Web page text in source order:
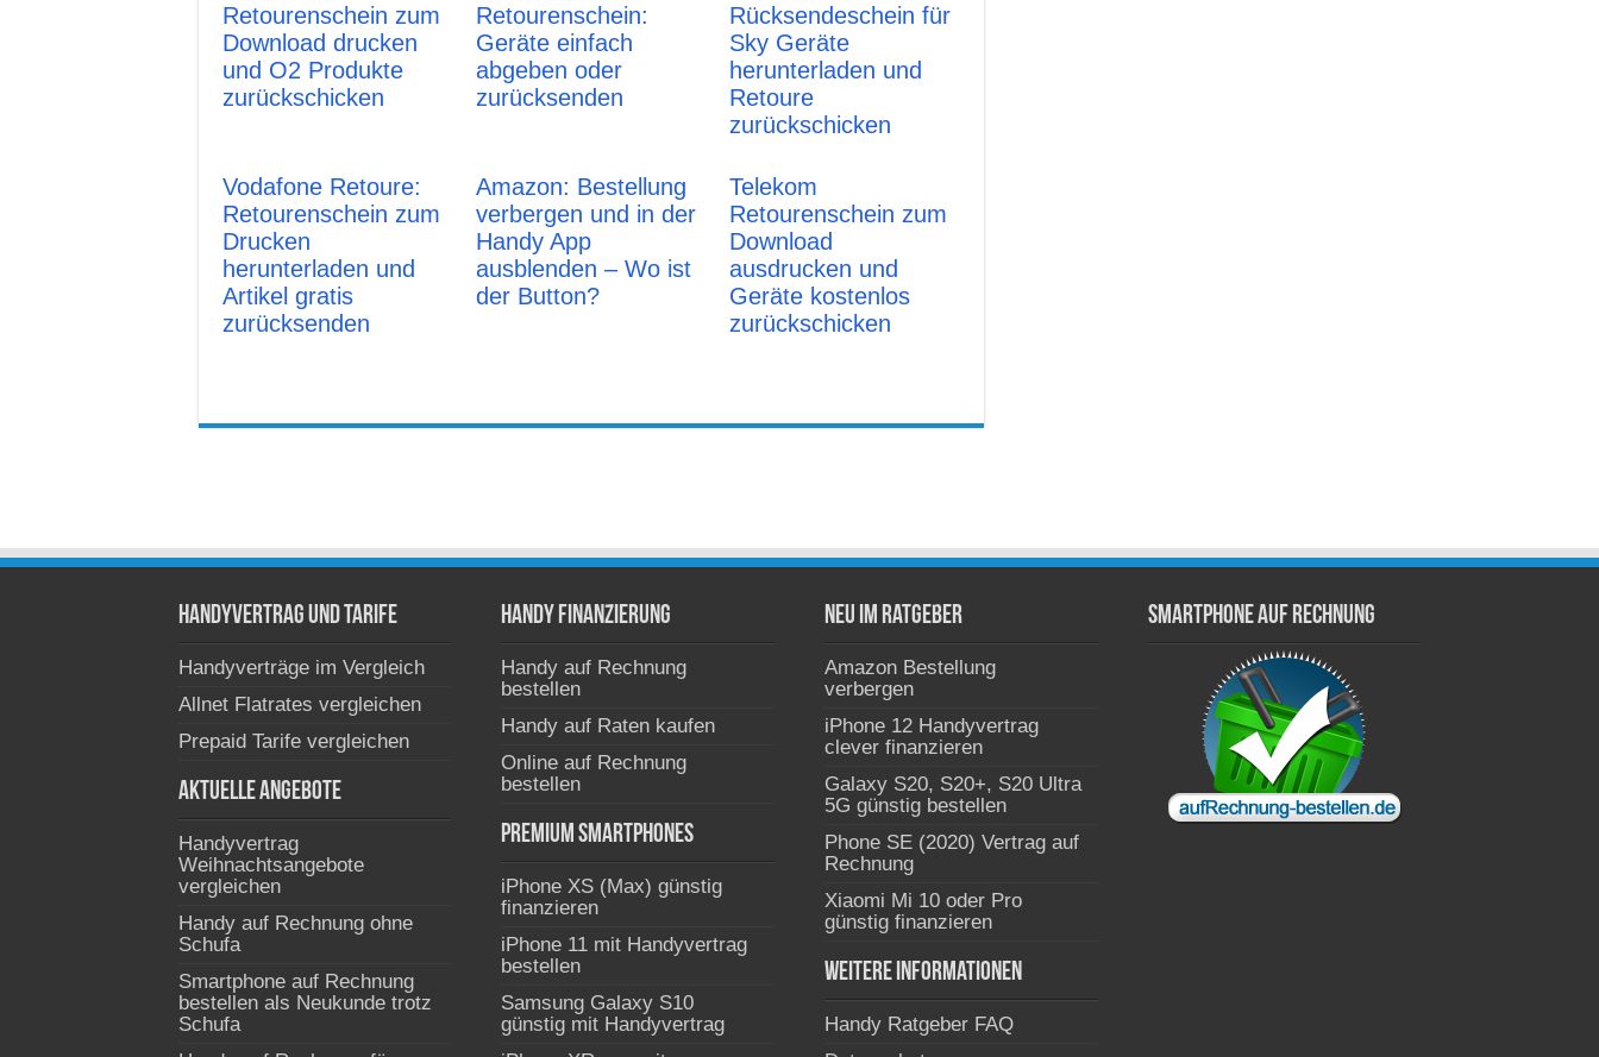
Retourenschein zum
Download drucken
und O2 Produkte
zurückschicken
Retourenschein:
Geräte einfach
abgeben oder
zurücksenden
Rücksendeschein für
Sky Geräte
herunterladen und
Retoure
zurückschicken
Vodafone Retoure:
Retourenschein zum
Drucken
herunterladen und
Artikel gratis
zurücksenden
Amazon: Bestellung
verbergen und in der
Handy App
ausblenden – Wo ist
der Button?
Telekom
Retourenschein zum
Download
ausdrucken und
Geräte kostenlos
zurückschicken
Handyvertrag und Tarife
Handyverträge im Vergleich
Allnet Flatrates vergleichen
Prepaid Tarife vergleichen
Aktuelle Angebote
Handyvertrag
Weihnachtsangebote
vergleichen
Handy auf Rechnung ohne
Schufa
Smartphone auf Rechnung
bestellen als Neukunde trotz
Schufa
Handy Finanzierung
Handy auf Rechnung
bestellen
Handy auf Raten kaufen
Online auf Rechnung
bestellen
Premium Smartphones
iPhone XS (Max) günstig
finanzieren
iPhone 11 mit Handyvertrag
bestellen
Samsung Galaxy S10
günstig mit Handyvertrag
Neu im Ratgeber
Amazon Bestellung
verbergen
iPhone 12 Handyvertrag
clever finanzieren
Galaxy S20, S20+, S20 Ultra
5G günstig bestellen
Phone SE (2020) Vertrag auf
Rechnung
Xiaomi Mi 10 oder Pro
günstig finanzieren
Weitere Informationen
Handy Ratgeber FAQ
Smartphone auf Rechnung